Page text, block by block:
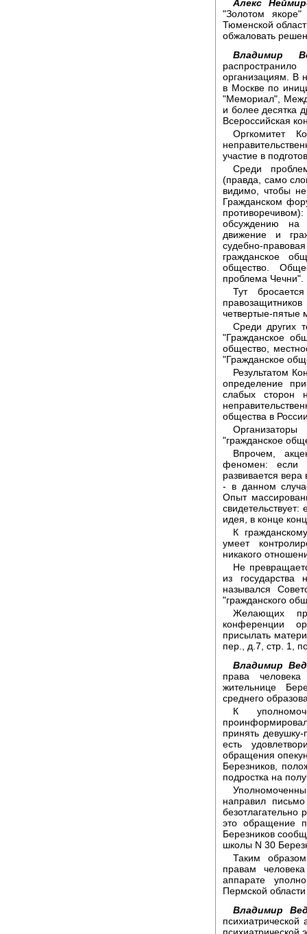
Алекс
"Золотом
Тюменской
обжаловать
Владимир
организациям. В
в Москве по
"Мемориал",
и более десятка
Всероссийская
Оргкомитет
участие в
Среди
(правда, само
видимо, чтобы
Гражданском
обсуждению на
движение и
судебно-
гражданское
общество.
проблема Чечни".
Тут
четвертые-пятые
Среди других
"Гражданское
общество,
"Гражданское
Результатом
определение
слабых сторон
общества в
"гражданское
Впрочем,
феномен: если
развивается
- в данном
Опыт
идея, в конце
К
умеет
никакого
Не
из государства
назывался
"гражданского
Желающих
конференции
присылать
пер., д.7, стр. 1,
Владимир
права
жительнице
среднего
К
принять девушку-
есть
обращения
Березников,
подростка на
направил
это обращение
Березников
школы N 30
Таким
правам
аппарате
Пермской
Владимир